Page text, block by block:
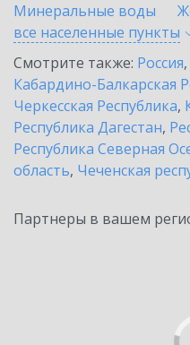
Минеральные воды
все населенные пункты
Смотрите также: Россия,
Кабардино-Балкарская
Черкесская Республика,
Республика Дагестан,
Республика Северная
область, Чеченская
Партнеры в вашем